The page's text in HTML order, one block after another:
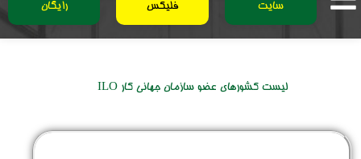
سایت
فلیکس
رایگان
لیست کشورهای عضو سازمان جهانی کار ILO